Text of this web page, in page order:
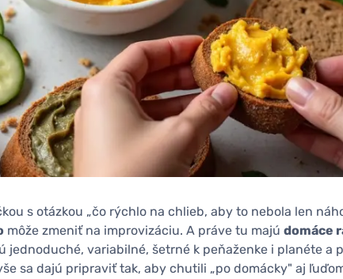
s otázkou „čo rýchlo na chlieb, aby to nebola len
môže zmeniť na improvizáciu. A práve tu majú domáce
jednoduché, variabilné, šetrné k peňaženke i planéte a
sa dajú pripraviť tak, aby chutili „po domácky" aj